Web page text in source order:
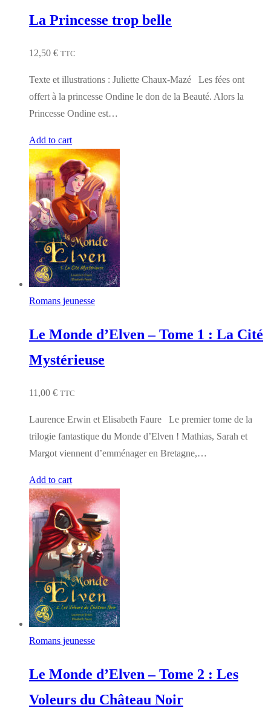
La Princesse trop belle
12,50 € TTC
Texte et illustrations : Juliette Chaux-Mazé Les fées ont
offert à la princesse Ondine le don de la Beauté. Alors la
Princesse Ondine est…
Add to cart
Romans jeunesse
Le Monde d’Elven – Tome 1 : La Cité
Mystérieuse
11,00 € TTC
Laurence Erwin et Elisabeth Faure Le premier tome de la
trilogie fantastique du Monde d’Elven ! Mathias, Sarah et
Margot viennent d’emménager en Bretagne,…
Add to cart
Romans jeunesse
Le Monde d’Elven – Tome 2 : Les
Voleurs du Château Noir